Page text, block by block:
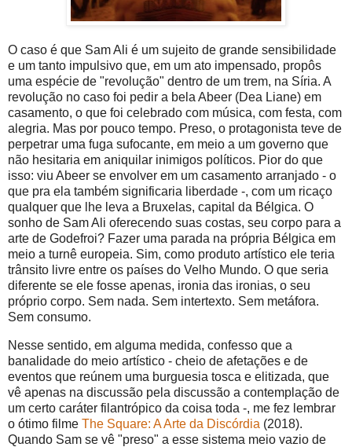
O caso é que Sam Ali é um sujeito de grande sensibilidade
e um tanto impulsivo que, em um ato impensado, propôs
uma espécie de "revolução" dentro de um trem, na Síria. A
revolução no caso foi pedir a bela Abeer (Dea Liane) em
casamento, o que foi celebrado com música, com festa, com
alegria. Mas por pouco tempo. Preso, o protagonista teve de
perpetrar uma fuga sufocante, em meio a um governo que
não hesitaria em aniquilar inimigos políticos. Pior do que
isso: viu Abeer se envolver em um casamento arranjado - o
que pra ela também significaria liberdade -, com um ricaço
qualquer que lhe leva a Bruxelas, capital da Bélgica. O
sonho de Sam Ali oferecendo suas costas, seu corpo para a
arte de Godefroi? Fazer uma parada na própria Bélgica em
meio a turnê europeia. Sim, como produto artístico ele teria
trânsito livre entre os países do Velho Mundo. O que seria
diferente se ele fosse apenas, ironia das ironias, o seu
próprio corpo. Sem nada. Sem intertexto. Sem metáfora.
Sem consumo.
Nesse sentido, em alguma medida, confesso que a
banalidade do meio artístico - cheio de afetações e de
eventos que reúnem uma burguesia tosca e elitizada, que
vê apenas na discussão pela discussão a contemplação de
um certo caráter filantrópico da coisa toda -, me fez lembrar
o ótimo filme The Square: A Arte da Discórdia (2018).
Quando Sam se vê "preso" a esse sistema meio vazio de